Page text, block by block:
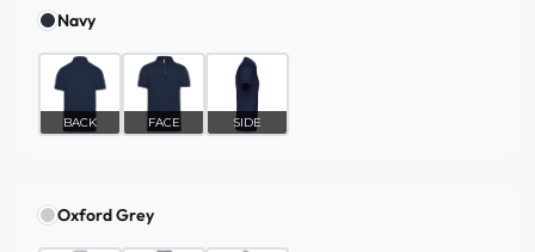
Navy
BACK FACE SIDE
Oxford Grey